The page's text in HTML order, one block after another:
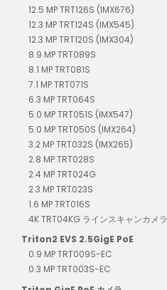
12.5 MP TRT126S (IMX676)
12.3 MP TRT124S (IMX545)
12.3 MP TRT120S (IMX304)
8.9 MP TRT089S
8.1 MP TRT081S
7.1 MP TRT071S
6.3 MP TRT064S
5.0 MP TRT051S (IMX547)
5.0 MP TRT050S (IMX264)
3.2 MP TRT032S (IMX265)
2.8 MP TRT028S
2.4 MP TRT024G
2.3 MP TRT023S
1.6 MP TRT016S
4K TRT04KG ラインスキャンカメラ
Triton2 EVS 2.5GigE PoE
0.9 MP TRT009S-EC
0.3 MP TRT003S-EC